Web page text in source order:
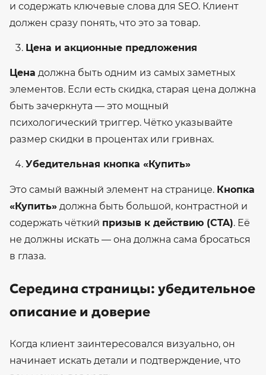
и содержать ключевые слова для SEO. Клиент
должен сразу понять, что это за товар.
Цена и акционные предложения
Цена должна быть одним из самых заметных
элементов. Если есть скидка, старая цена должна
быть зачеркнута — это мощный
психологический триггер. Чётко указывайте
размер скидки в процентах или гривнах.
Убедительная кнопка «Купить»
Это самый важный элемент на странице. Кнопка
«Купить» должна быть большой, контрастной и
содержать чёткий призыв к действию (CTA). Её
не должны искать — она должна сама бросаться
в глаза.
Середина страницы: убедительное
описание и доверие
Когда клиент заинтересовался визуально, он
начинает искать детали и подтверждение, что